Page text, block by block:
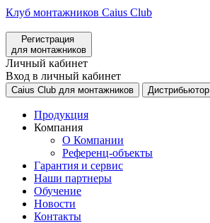
Клуб монтажников Caius Club
Регистрация
для монтажников
Личный кабинет
Вход в личный кабинет
Caius Club для монтажников Дистрибьютор
Продукция
Компания
О Компании
Референц-объекты
Гарантия и сервис
Наши партнеры
Обучение
Новости
Контакты